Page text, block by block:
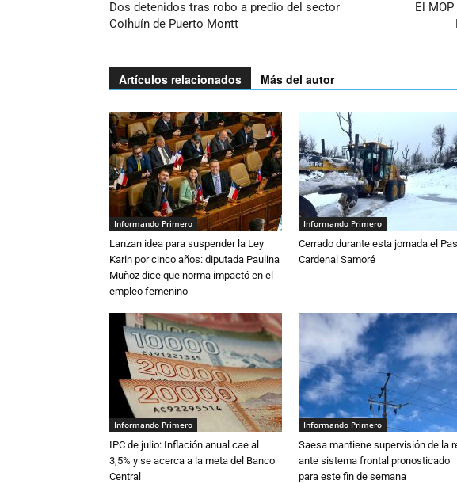
Dos detenidos tras robo a predio del sector
Coihuín de Puerto Montt
El
Artículos relacionados Más del autor
Informando Primero
Lanzan idea para suspender la Ley
Karin por cinco años: diputada Paulina
Muñoz dice que norma impactó en el
empleo femenino
Informando Primero
Cerrado durante esta jornada el
Cardenal Samoré
Informando Primero
IPC de julio: Inflación anual cae al
3,5% y se acerca a la meta del Banco
Central
Informando Primero
Saesa mantiene supervisión de la
ante sistema frontal pronosticado
para este fin de semana